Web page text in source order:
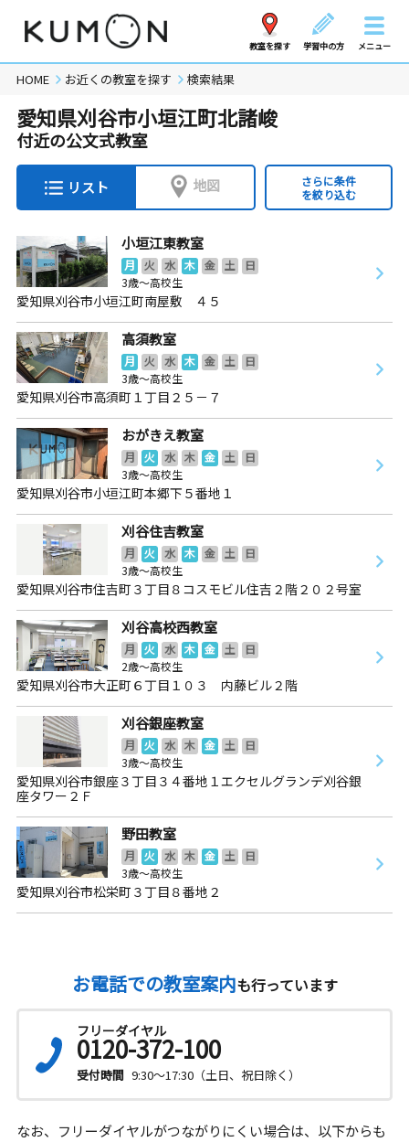
教室を探す 学習中の方 メニュー
HOME お近くの教室を探す 検索結果
愛知県刈谷市小垣江町北諸峻
付近の公文式教室
リスト 地図
さらに条件
を絞り込む
小垣江東教室
月 火 水 木 金 土
日
3歳～高校生
愛知県刈谷市小垣江町南屋敷 ４５
高須教室
月 火 水 木 金 土
日
3歳～高校生
愛知県刈谷市高須町１丁目２５－７
おがきえ教室
月 火 水 木 金 土
日
3歳～高校生
愛知県刈谷市小垣江町本郷下５番地１
刈谷住吉教室
月 火 水 木 金 土
日
3歳～高校生
愛知県刈谷市住吉町３丁目８コスモビル住吉２階２０２号室
刈谷高校西教室
月 火 水 木 金 土
日
2歳～高校生
愛知県刈谷市大正町６丁目１０３ 内藤ビル２階
刈谷銀座教室
月 火 水 木 金 土
日
3歳～高校生
愛知県刈谷市銀座３丁目３４番地１エクセルグランデ刈谷銀
座タワー２Ｆ
野田教室
月 火 水 木 金 土
日
3歳～高校生
愛知県刈谷市松栄町３丁目８番地２
お電話での教室案内も行っています
フリーダイヤル
0120-372-100
受付時間 9:30～17:30（土日、祝日除く）
なお、フリーダイヤルがつながりにくい場合は、以下からも